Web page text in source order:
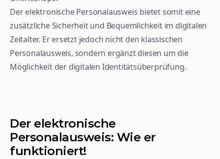
Der elektronische Personalausweis bietet somit eine
zusätzliche Sicherheit und Bequemlichkeit im digitalen
Zeitalter. Er ersetzt jedoch nicht den klassischen
Personalausweis, sondern ergänzt diesen um die
Möglichkeit der digitalen Identitätsüberprüfung.
Der elektronische
Personalausweis: Wie er
funktioniert!